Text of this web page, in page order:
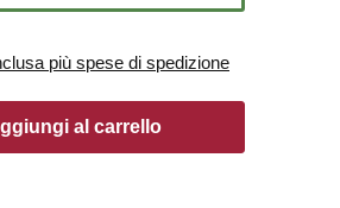
più spese di spedizione
al carrello